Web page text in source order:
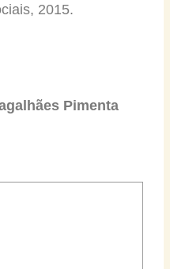
2015.
Pimenta